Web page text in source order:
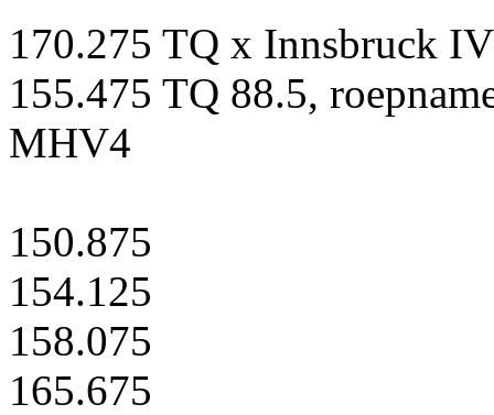
170.275 TQ x Innsbruck
155.475 TQ 88.5,
MHV4
150.875
154.125
158.075
165.675